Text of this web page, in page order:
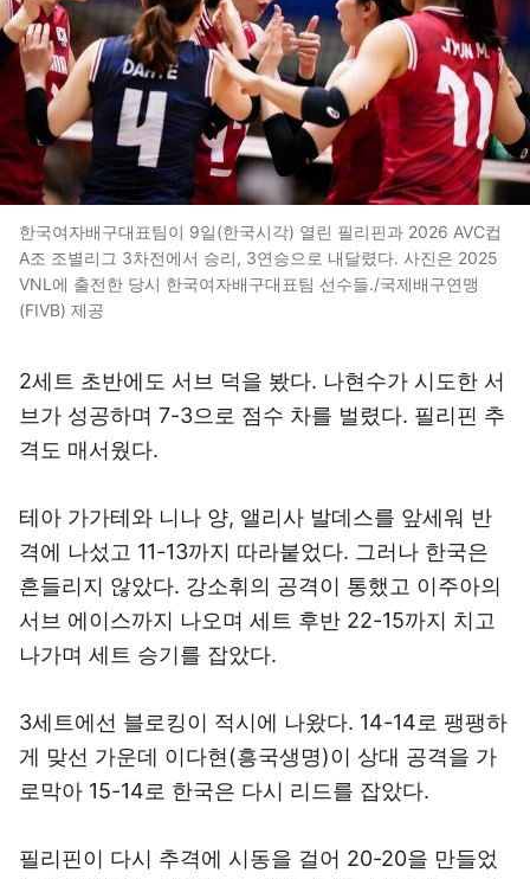
한국여자배구대표팀이 9일(한국시각) 열린 필리핀과 2026 AVC컵
A조 조별리그 3차전에서 승리, 3연승으로 내달렸다. 사진은 2025
VNL에 출전한 당시 한국여자배구대표팀 선수들./국제배구연맹
(FIVB) 제공
2세트 초반에도 서브 덕을 봤다. 나현수가 시도한 서
브가 성공하며 7-3으로 점수 차를 벌렸다. 필리핀 추
격도 매서웠다.
테아 가가테와 니나 양, 앨리사 발데스를 앞세워 반
격에 나섰고 11-13까지 따라붙었다. 그러나 한국은
흔들리지 않았다. 강소휘의 공격이 통했고 이주아의
서브 에이스까지 나오며 세트 후반 22-15까지 치고
나가며 세트 승기를 잡았다.
3세트에선 블로킹이 적시에 나왔다. 14-14로 팽팽하
게 맞선 가운데 이다현(흥국생명)이 상대 공격을 가
로막아 15-14로 한국은 다시 리드를 잡았다.
필리핀이 다시 추격에 시동을 걸어 20-20을 만들었